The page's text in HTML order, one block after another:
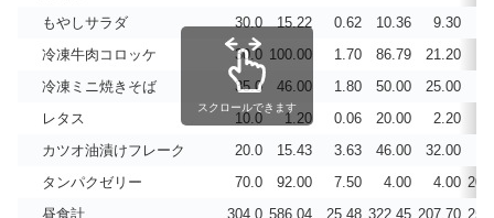
もやしサラダ
30.0 15.22 0.62 10.36 9.30
冷凍牛肉コロッケ
30.0 100.00 1.70 86.79 21.20
冷凍ミニ焼きそば
35.0 46.00 1.80 50.00 25.00
レタス
10.0 1.20 0.06 20.00 2.20
カツオ油漬けフレーク
20.0 15.43 3.63 46.00 32.00
タンパクゼリー
70.0 92.00 7.50 4.00 4.00
昼食計
304.0 586.04 25.48 322.45 207.70
スクロールできます